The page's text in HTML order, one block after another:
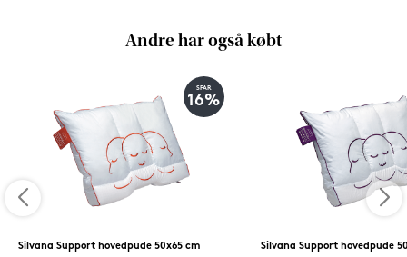
Andre har også købt
SPAR
16%
Silvana Support hovedpude 50x65 cm
Silvana Support hovedpude